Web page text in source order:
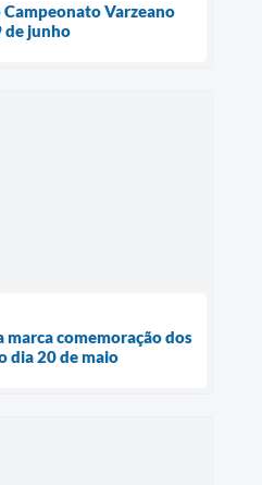
Campeonato Varzeano
de junho
comemoração dos
dia 20 de maio